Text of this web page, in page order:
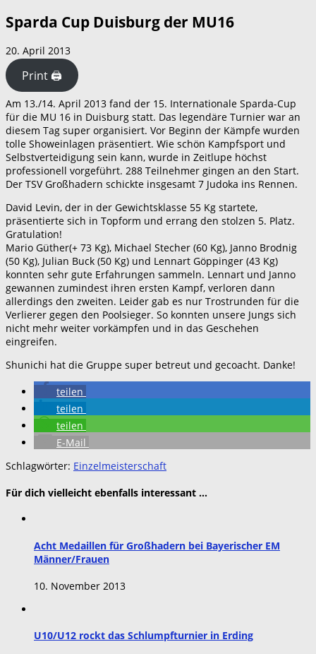
Sparda Cup Duisburg der MU16
20. April 2013
Print 🖨
Am 13./14. April 2013 fand der 15. Internationale Sparda-Cup
für die MU 16 in Duisburg statt. Das legendäre Turnier war an
diesem Tag super organisiert. Vor Beginn der Kämpfe wurden
tolle Showeinlagen präsentiert. Wie schön Kampfsport und
Selbstverteidigung sein kann, wurde in Zeitlupe höchst
professionell vorgeführt. 288 Teilnehmer gingen an den Start.
Der TSV Großhadern schickte insgesamt 7 Judoka ins Rennen.
David Levin, der in der Gewichtsklasse 55 Kg startete,
präsentierte sich in Topform und errang den stolzen 5. Platz.
Gratulation!
Mario Güther(+ 73 Kg), Michael Stecher (60 Kg), Janno Brodnig
(50 Kg), Julian Buck (50 Kg) und Lennart Göppinger (43 Kg)
konnten sehr gute Erfahrungen sammeln. Lennart und Janno
gewannen zumindest ihren ersten Kampf, verloren dann
allerdings den zweiten. Leider gab es nur Trostrunden für die
Verlierer gegen den Poolsieger. So konnten unsere Jungs sich
nicht mehr weiter vorkämpfen und in das Geschehen
eingreifen.
Shunichi hat die Gruppe super betreut und gecoacht. Danke!
teilen
teilen
teilen
E-Mail
Schlagwörter: Einzelmeisterschaft
Für dich vielleicht ebenfalls interessant …
Acht Medaillen für Großhadern bei Bayerischer EM
Männer/Frauen
10. November 2013
U10/U12 rockt das Schlumpfturnier in Erding